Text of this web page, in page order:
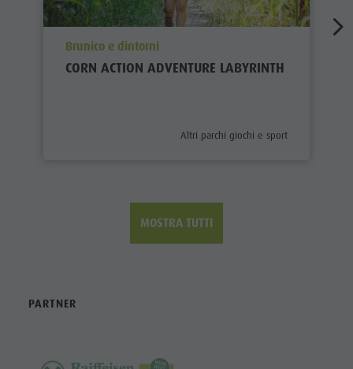
aria.poi_location_prefix
Brunico e dintorni
CORN ACTION ADVENTURE LABYRINTH
aria.poi_category_prefix
Altri parchi giochi e sport
MOSTRA TUTTI
PARTNER